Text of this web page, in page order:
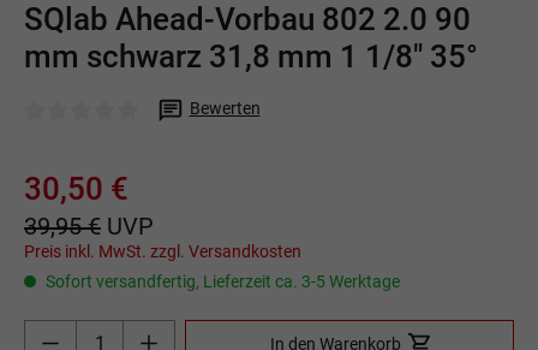
SQlab Ahead-Vorbau 802 2.0 90
mm schwarz 31,8 mm 1 1/8" 35°
Bewerten
30,50 €
39,95 € UVP
Preis inkl. MwSt. zzgl. Versandkosten
Sofort versandfertig, Lieferzeit ca. 3-5 Werktage
Produkt Anzahl: Gib den gewünschten Wert
In den Warenkorb